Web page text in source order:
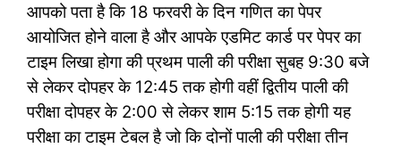
आपको पता है कि 18 फरवरी के दिन गणित का पेपर
आयोजित होने वाला है और आपके एडमिट कार्ड पर पेपर का
टाइम लिखा होगा की प्रथम पाली की परीक्षा सुबह 9:30 बजे
से लेकर दोपहर के 12:45 तक होगी वहीं द्वितीय पाली की
परीक्षा दोपहर के 2:00 से लेकर शाम 5:15 तक होगी यह
परीक्षा का टाइम टेबल है जो कि दोनों पाली की परीक्षा तीन